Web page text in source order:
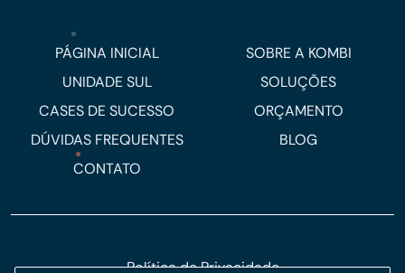
PÁGINA INICIAL
SOBRE A KOMBI
UNIDADE SUL
SOLUÇÕES
CASES DE SUCESSO
ORÇAMENTO
DÚVIDAS FREQUENTES
BLOG
CONTATO
Política de Privacidade